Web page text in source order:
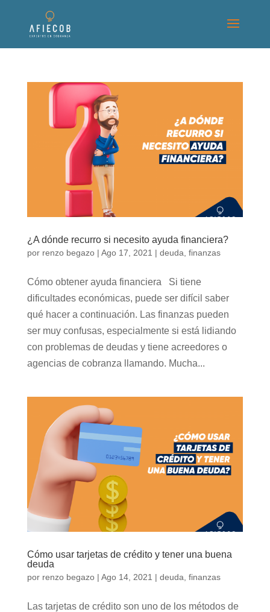
¿A dónde recurro si necesito ayuda financiera?
por renzo begazo| Ago 17, 2021 | deuda finanzas
Cómo obtener ayuda financiera Si tiene
dificultades económicas, puede ser difícil saber
qué hacer a continuación. Las finanzas pueden
ser muy confusas, especialmente si está lidiando
con problemas de deudas y tiene acreedores o
agencias de cobranza llamando. Mucha...
Cómo usar tarjetas de crédito y tener una buena
deuda
por renzo begazo| Ago 14, 2021 | deuda finanzas
Las tarjetas de crédito son uno de los métodos de